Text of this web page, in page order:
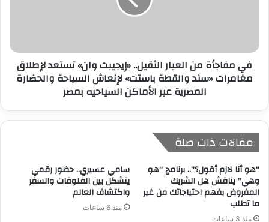
​في مفاجأة من العيار الثقيل.. «إيجيبت وان» تستعد لإطلاق
مغامرات «سند والقطة باستت» لإنعاش السياحة والحضارة
المصرية ​عبر الأماكن السياحيه بمصر
مقالات ذات صلة
“هو أنا لازم أقول؟”.. برنامج “هو
وهي” يناقش هل الشريك
المفروض يفهم احتياجاتك من غير
ما تطلب
منذ 3 ساعات
سامي عسيري.. حضور رقمي
يتشكل بين الفلوقات والسفر
واكتشاف العالم
منذ 6 ساعات